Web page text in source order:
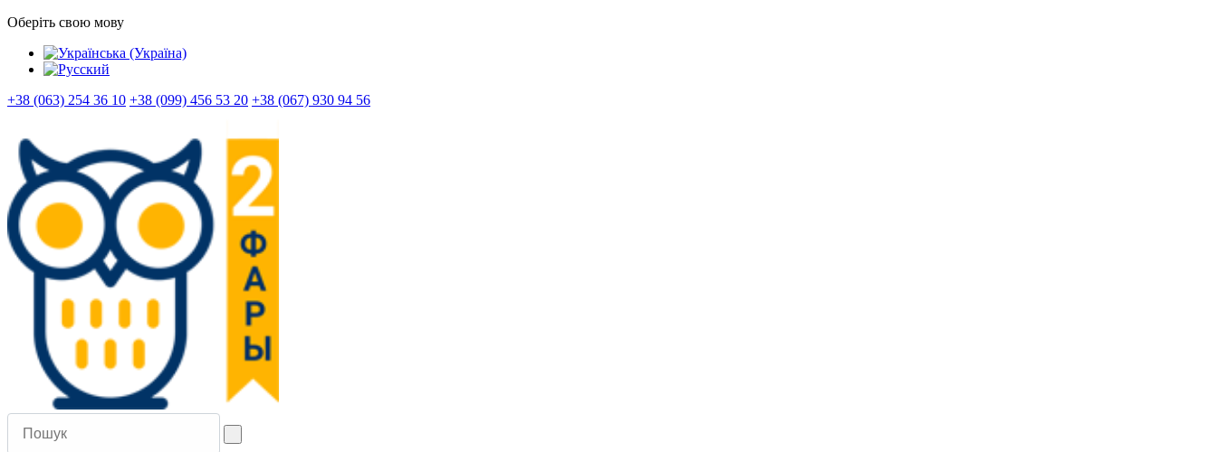
Оберіть свою мову
+38 (063) 254 36 10 +38 (099) 456 53 20 +38 (067) 930 94 56